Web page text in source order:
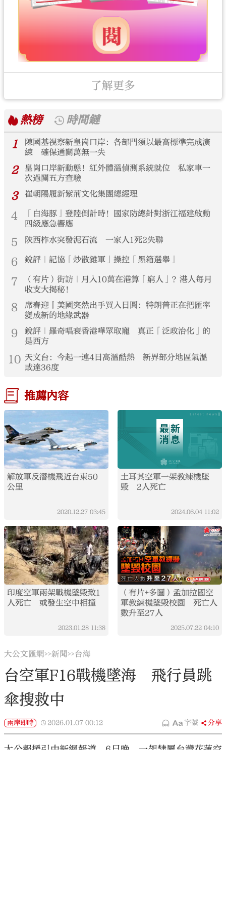
了解更多
熱榜
時間鏈
1
陳國基視察新皇崗口岸：各部門須以最高標準完成演
練 確保通關萬無一失
2
皇崗口岸新動態！紅外體溫偵測系統就位 私家車一
次過關五方查驗
3 崔朝陽履新紫荊文化集團總經理
4
「白海豚」登陸倒計時！國家防總針對浙江福建啟動
四級應急響應
5 陝西柞水突發泥石流 一家人1死2失聯
6 銳評｜記協「炒散雜軍」操控「黑箱選舉」
7
（有片）街訪｜月入10萬在港算「窮人」？港人每月
收支大揭秘！
8
席春迎丨美國突然出手買入日圓：特朗普正在把匯率
變成新的地緣武器
9
銳評｜羅奇唱衰香港嘩眾取寵 真正「泛政治化」的
是西方
10 天文台：今起一連4日高溫酷熱 新界部分地區氣溫
或達36度
推薦內容
解放軍反潛機飛近台東50
公里
2020.12.27 03:45
土耳其空軍一架教練機墜
毀 2人死亡
2024.06.04 11:02
印度空軍兩架戰機墜毀致1
人死亡 或發生空中相撞
2023.01.28 11:38
（有片+多圖）孟加拉國空
軍教練機墜毀校園 死亡人
數升至27人
2025.07.22 04:10
大公文匯網>>新聞>> 台海
台空軍F16戰機墜海 飛行員跳
傘搜救中
兩岸即時 2026.01.07 00:12 字號 分享
大公報援引中新網報道，6日晚，一架隸屬台灣花蓮空